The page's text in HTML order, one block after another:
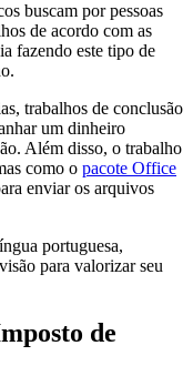
buscam por pessoas
de acordo com as
fazendo este tipo de
trabalhos de conclusão
um dinheiro
Além disso, o trabalho
como o pacote Office
enviar os arquivos
portuguesa,
para valorizar seu
de